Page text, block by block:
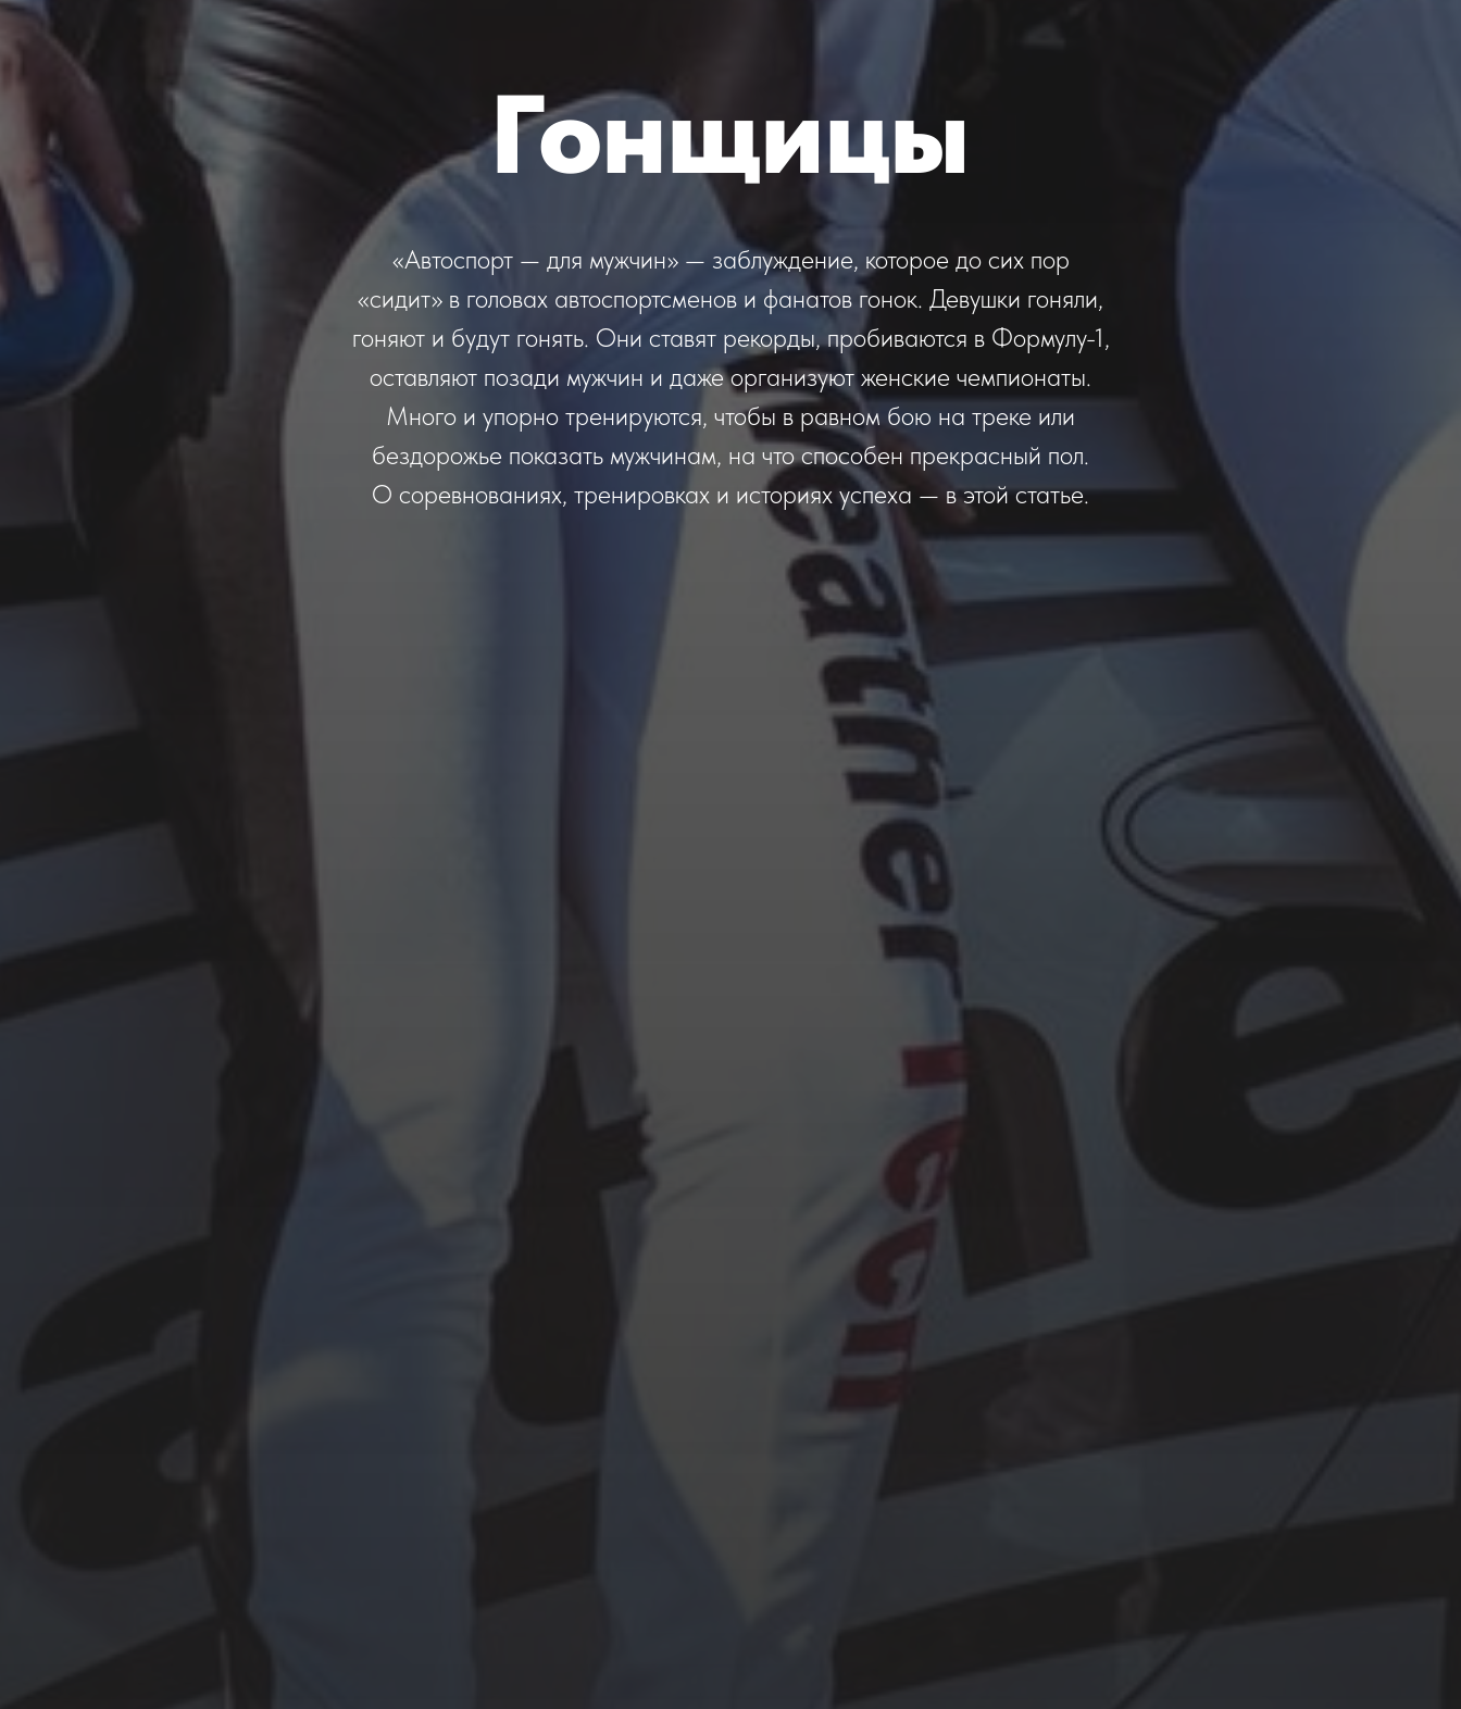
Гонщицы
«Автоспорт — для мужчин» — заблуждение, которое до сих пор
«сидит» в головах автоспортсменов и фанатов гонок. Девушки гоняли,
гоняют и будут гонять. Они ставят рекорды, пробиваются в Формулу-1,
оставляют позади мужчин и даже организуют женские чемпионаты.
Много и упорно тренируются, чтобы в равном бою на треке или
бездорожье показать мужчинам, на что способен прекрасный пол.
О соревнованиях, тренировках и историях успеха — в этой статье.